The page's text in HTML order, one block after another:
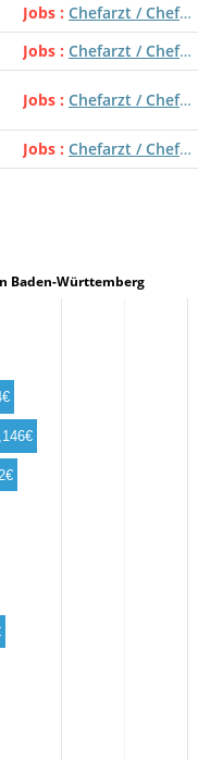
Jobs
Chefarzt / Chefärztin
Jobs
Chefarzt / Chefärztin
Jobs Chefarzt / Chefärztin
Jobs Chefarzt / Chefärztin
in Baden-Württemberg